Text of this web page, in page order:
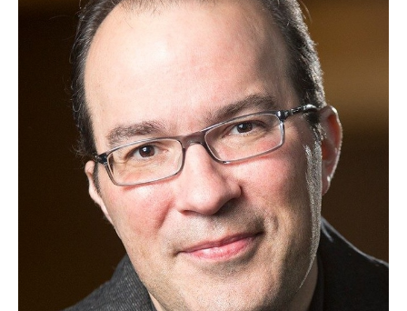
6 éco-actions faciles à prendre
avec vos enfants
Réduire les déchets : votre
guide pour les citoyens et les
électeurs
Toits verts | Association
Permaculturelle
L’intelligence artificielle pour
prédire le succès des invasions
biologiques – The Applied
Ecologist
Utiliser l’apprentissage
automatique pour prédire le
succès d’une invasion – The